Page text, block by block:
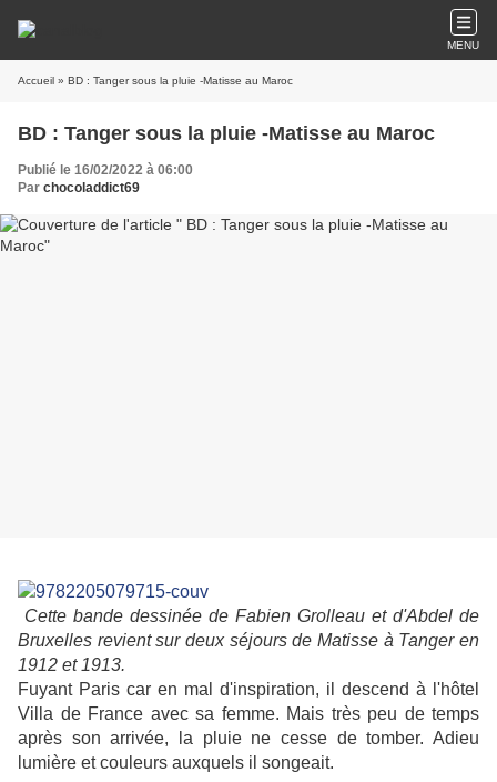
MENU
Accueil » BD : Tanger sous la pluie -Matisse au Maroc
BD : Tanger sous la pluie -Matisse au Maroc
Publié le 16/02/2022 à 06:00
Par chocoladdict69
Cette bande dessinée de Fabien Grolleau et d'Abdel de
Bruxelles revient sur deux séjours de Matisse à Tanger en
1912 et 1913.
Fuyant Paris car en mal d'inspiration, il descend à l'hôtel
Villa de France avec sa femme. Mais très peu de temps
après son arrivée, la pluie ne cesse de tomber. Adieu
lumière et couleurs auxquels il songeait.